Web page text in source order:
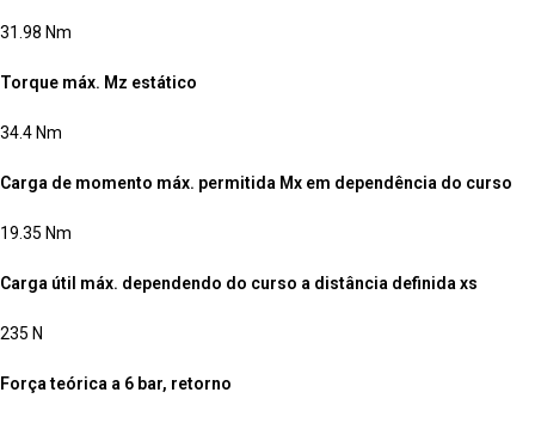
31.98 Nm
Torque máx. Mz estático
34.4 Nm
Carga de momento máx. permitida Mx em dependência do curso
19.35 Nm
Carga útil máx. dependendo do curso a distância definida xs
235 N
Força teórica a 6 bar, retorno